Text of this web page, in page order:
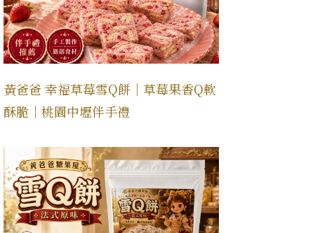
黃爸爸 幸福草莓雪Q餅｜草莓果香Q軟
酥脆｜桃園中壢伴手禮